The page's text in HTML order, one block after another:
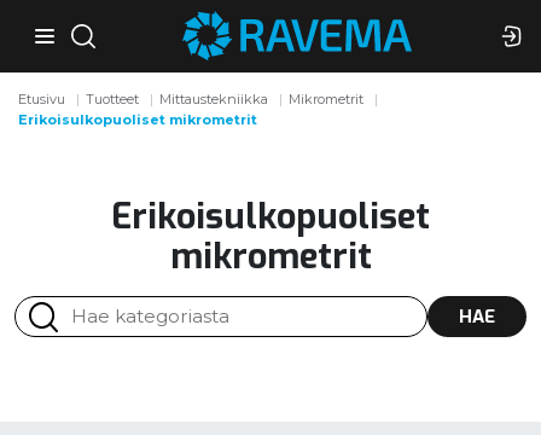
Etusivu Tuotteet Mittaustekniikka
Mikrometrit
Erikoisulkopuoliset mikrometrit
Erikoisulkopuoliset
mikrometrit
HAE